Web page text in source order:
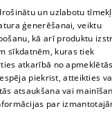
un uzlabotu
ģenerēšanai, veiktu
kā arī produktu
sīkdatnēm, kuras tiek
atkarībā no
piekrist, atteikties
atsaukšana vai
par